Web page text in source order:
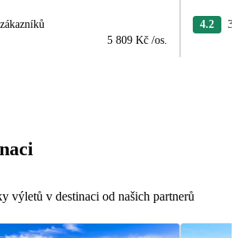
5 809 Kč /os.
4.2
výletů v destinaci od našich partnerů